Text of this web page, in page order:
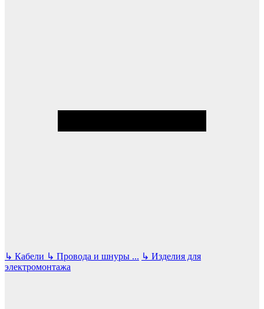
↳ Кабели ↳ Провода и шнуры ... ↳ Изделия для
электромонтажа